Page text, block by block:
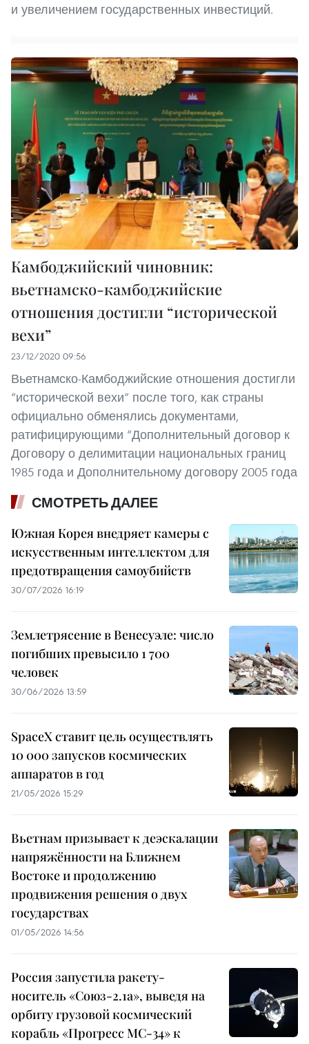
и увеличением государственных инвестиций.
Камбоджийский чиновник:
вьетнамско-камбоджийские
отношения достигли “исторической
вехи”
23/12/2020 09:56
Вьетнамско-Камбоджийские отношения достигли
“исторической вехи” после того, как страны
официально обменялись документами,
ратифицирующими “Дополнительный договор к
Договору о делимитации национальных границ
1985 года и Дополнительному договору 2005 года
СМОТРЕТЬ ДАЛЕЕ
Южная Корея внедряет камеры с
искусственным интеллектом для
предотвращения самоубийств
30/07/2026 16:19
Землетрясение в Венесуэле: число
погибших превысило 1 700
человек
30/06/2026 13:59
SpaceX ставит цель осуществлять
10 000 запусков космических
аппаратов в год
21/05/2026 15:29
Вьетнам призывает к деэскалации
напряжённости на Ближнем
Востоке и продолжению
продвижения решения о двух
государствах
01/05/2026 14:56
Россия запустила ракету-
носитель «Союз-2.1а», выведя на
орбиту грузовой космический
корабль «Прогресс МС-34» к